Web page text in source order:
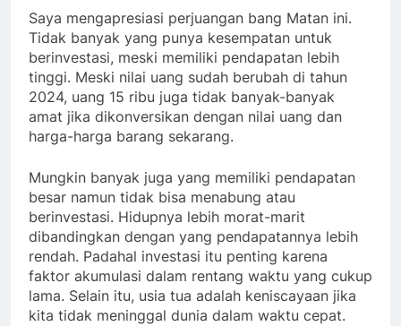
Saya mengapresiasi perjuangan bang Matan ini.
Tidak banyak yang punya kesempatan untuk
berinvestasi, meski memiliki pendapatan lebih
tinggi. Meski nilai uang sudah berubah di tahun
2024, uang 15 ribu juga tidak banyak-banyak
amat jika dikonversikan dengan nilai uang dan
harga-harga barang sekarang.
Mungkin banyak juga yang memiliki pendapatan
besar namun tidak bisa menabung atau
berinvestasi. Hidupnya lebih morat-marit
dibandingkan dengan yang pendapatannya lebih
rendah. Padahal investasi itu penting karena
faktor akumulasi dalam rentang waktu yang cukup
lama. Selain itu, usia tua adalah keniscayaan jika
kita tidak meninggal dunia dalam waktu cepat.